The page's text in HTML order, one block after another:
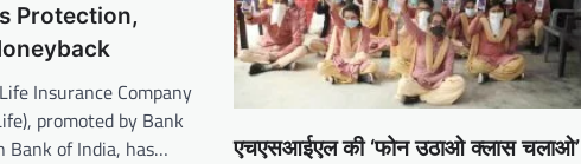
Protection,
Insurance Company
promoted by Bank
Bank of India, has…
एचएसआईएल की ‘फोन उठाओ क्लास चलाओ’